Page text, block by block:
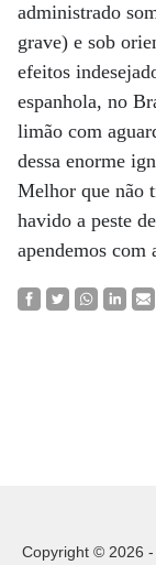
administrado
grave) e sob
efeitos
espanhola, no
limão com
dessa enorme
Melhor que não
havido a peste
apendemos com
Copyright © 2026 -